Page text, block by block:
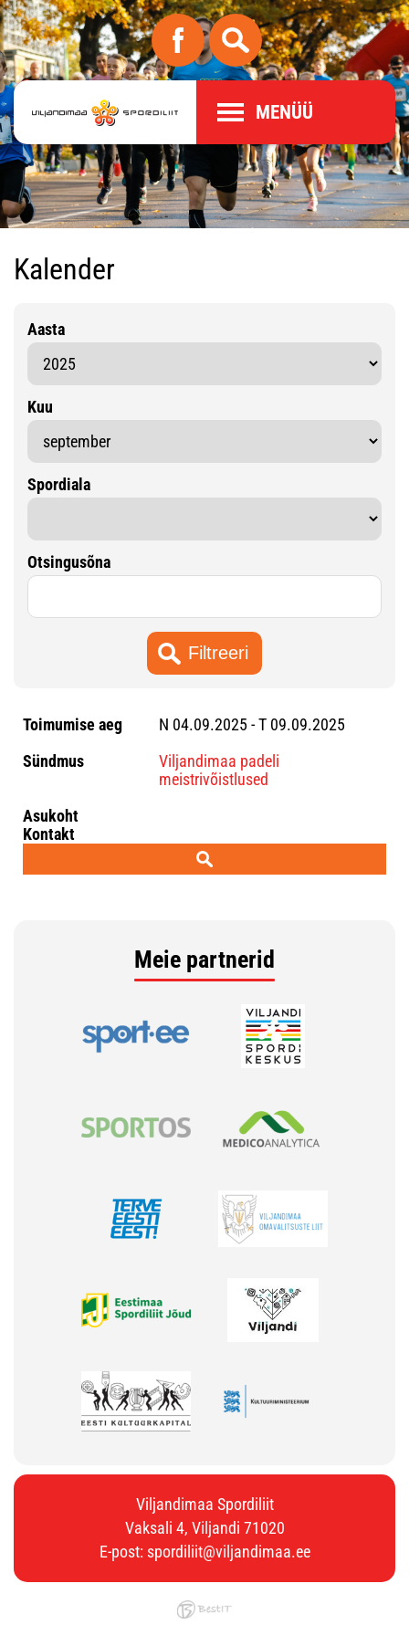
MENÜÜ
Kalender
Aasta
Kuu
Spordiala
Otsingusõna
N 04.09.2025 - T 09.09.2025
Viljandimaa padeli
meistrivõistlused
Meie partnerid
Viljandimaa Spordiliit
Vaksali 4, Viljandi 71020
E-post: spordiliit@viljandimaa.ee